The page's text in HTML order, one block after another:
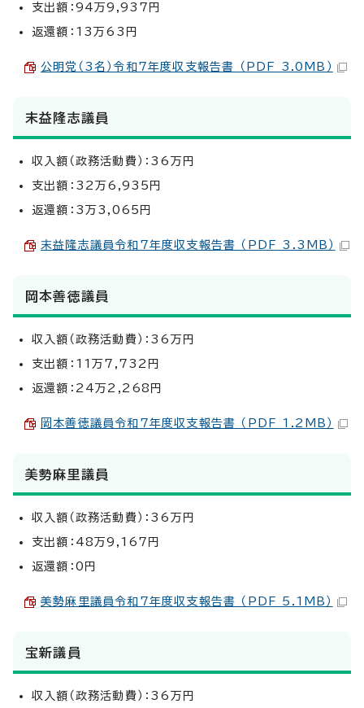
支出額：94万9,937円
返還額：13万63円
公明党（3名）令和7年度収支報告書 （PDF 3.0MB）
末益隆志議員
収入額（政務活動費）：36万円
支出額：32万6,935円
返還額：3万3,065円
末益隆志議員令和7年度収支報告書 （PDF 3.3MB）
岡本善徳議員
収入額（政務活動費）：36万円
支出額：11万7,732円
返還額：24万2,268円
岡本善徳議員令和7年度収支報告書 （PDF 1.2MB）
美勢麻里議員
収入額（政務活動費）：36万円
支出額：48万9,167円
返還額：0円
美勢麻里議員令和7年度収支報告書 （PDF 5.1MB）
宝新議員
収入額（政務活動費）：36万円